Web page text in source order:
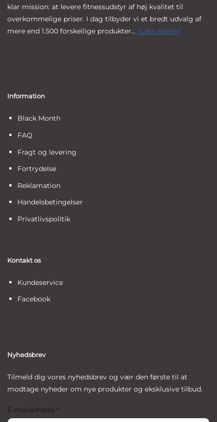
klar mission: at levere fitnessudstyr af høj kvalitet til
overkommelige priser. I dag tilbyder vi et bredt udvalg af
mere end 1.500 forskellige produkter... [Læs videre]
Information
Black Month
FAQ
Fragt og levering
Fortrydelse
Reklamation
Handelsbetingelser
Privatlivspolitik
Kontakt os
Kundeservice
Facebook
Nyhedsbrev
Tilmeld dig vores nyhedsbrev og vær den første til at
modtage nyheder om nye produkter og eksklusive tilbud.
E-mailadresse *